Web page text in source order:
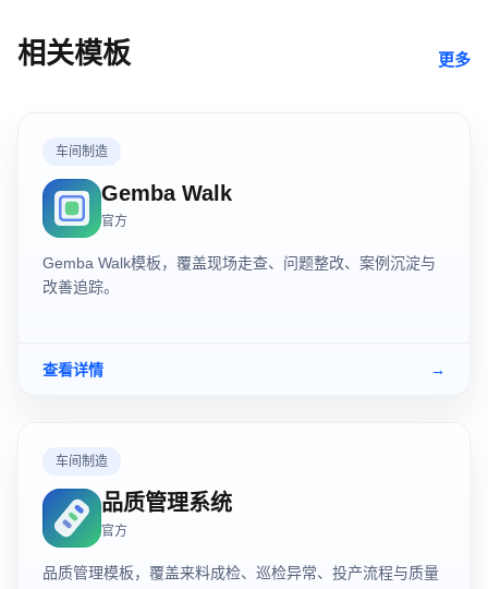
相关模板 更多
车间制造
Gemba Walk
官方
Gemba Walk模板，覆盖现场走查、问题整改、案例沉淀与
改善追踪。
查看详情 →
车间制造
品质管理系统
官方
品质管理模板，覆盖来料成检、巡检异常、投产流程与质量